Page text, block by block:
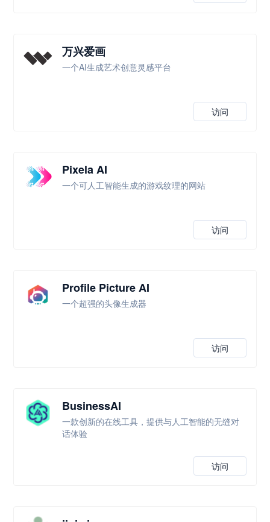
万兴爱画
一个AI生成艺术创意灵感平台
访问
Pixela AI
一个可人工智能生成的游戏纹理的网站
访问
Profile Picture AI
一个超强的头像生成器
访问
BusinessAI
一款创新的在线工具，提供与人工智能的无缝对
话体验
访问